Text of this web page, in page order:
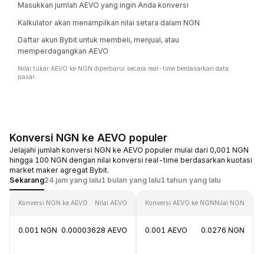
Masukkan jumlah AEVO yang ingin Anda konversi
Kalkulator akan menampilkan nilai setara dalam NGN
Daftar akun Bybit untuk membeli, menjual, atau
memperdagangkan AEVO
Nilai tukar AEVO ke NGN diperbarui secara real-time berdasarkan data
pasar.
Konversi NGN ke AEVO populer
Jelajahi jumlah konversi NGN ke AEVO populer mulai dari 0,001 NGN
hingga 100 NGN dengan nilai konversi real-time berdasarkan kuotasi
market maker agregat Bybit.
Sekarang24 jam yang lalu1 bulan yang lalu1 tahun yang lalu
Konversi NGN ke AEVO Nilai AEVO
0.001 NGN 0.00003628 AEVO
Konversi AEVO ke NGNNilai NGN
0.001 AEVO 0.0276 NGN